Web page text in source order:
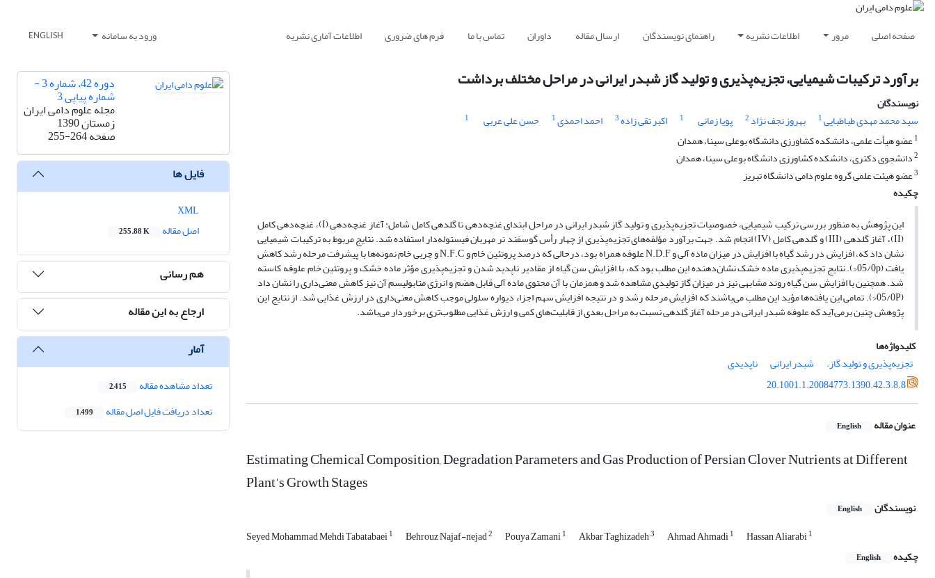
صفحه اصلی مرور اطلاعات نشریه راهنمای نویسندگان ارسال مقاله داوران تماس با ما فرم های ضروری اطلاعات آماری نشریه ورود به سامانه ENGLISH
برآورد ترکیبات شیمیایی، تجزیه‌پذیری و تولید گاز شبدر ایرانی در مراحل مختلف برداشت
نویسندگان
سید محمد مهدی طباطبایی1 بهروز نجف نژاد 2 پویا زمانی 1 اکبر تقی زاده3 احمد احمدی1 حسن علی عربی
1
1عضو هیأت علمی، دانشکده کشاورزی دانشگاه بوعلی سینا، همدان
2دانشجوی دکتری، دانشکده کشاورزی دانشگاه بوعلی سینا، همدان
3عضو هیئت علمی گروه علوم دامی دانشگاه تبریز
چکیده
این پژوهش به منظور بررسی ترکیب شیمیایی، خصوصیات تجزیه‌پذیری و تولید گاز شبدر ایرانی در مراحل ابتدای غنچه‌دهی تا گلدهی کامل شامل: آغاز غنچه‌دهی (I)، غنچه‌دهی کامل
(II)، آغاز گلدهی (III) و گلدهی کامل (IV) انجام شد. جهت برآورد مؤلفه‌های تجزیه‌پذیری از چهار رأس گوسفند نر مهربان فیستوله‌دار استفاده شد. نتایج مربوط به ترکیبات شیمیایی
نشان داد که، افزایش در رشد گیاه با افزایش در میزان ماده آلی و N.D.F علوفه همراه بود، درحالی که درصد پروتئین خام و N.F.C و چربی خام نمونه‌ها با پیشرفت مرحله رشد کاهش
یافت (05/0p<). نتایج تجزیه‌پذیری ماده خشک نشان‌دهنده این مطلب بود که، با افزایش سن گیاه از مقادیر ناپدید شدن و تجزیه‌پذیری مؤثر ماده خشک و پروتئین خام علوفه کاسته
شد. همچنین با افزایش سن گیاه روند مشابهی نیز در میزان گاز تولیدی مشاهده شد و همزمان با آن محتوی ماده آلی قابل هضم و انرژی متابولیسم آن نیز کاهش معنی‌داری را نشان داد
(05/0P<). تمامی این یافته‌ها مؤید این مطلب می‌باشند که افزایش مرحله رشد و در نتیجه افزایش سهم اجزاء دیواره سلولی موجب کاهش معنی‌داری در ارزش غذایی شد. از نتایج این
پژوهش چنین بر‌می‌آید که علوفه شبدر ایرانی در مرحله آغاز گلدهی نسبت به مراحل بعدی از قابلیت‌های کمی و ارزش غذایی مطلوب‌تری برخوردار می‌باشد.
کلیدواژه‌ها
تجزیه‌پذیری و تولید گاز.
شبدر ایرانی
ناپدیدی
20.1001.1.20084773.1390.42.3.8.8
عنوان مقاله English
Estimating Chemical Composition, Degradation Parameters and Gas Production of Persian Clover Nutrients at Different
Plant's Growth Stages
نویسندگان English
Seyed Mohammad Mehdi Tabatabaei1 Behrouz Najaf-nejad2 Pouya Zamani1 Akbar Taghizadeh3 Ahmad Ahmadi1 Hassan Aliarabi1
چکیده English
دوره 42، شماره 3 -
شماره پیاپی 3
مجله علوم دامی ایران
زمستان 1390
صفحه255-264
فایل ها
اصل مقاله
255.88 K
هم رسانی
ارجاع به این مقاله
آمار
تعداد مشاهده مقاله 2,415
تعداد دریافت فایل اصل مقاله 1,499